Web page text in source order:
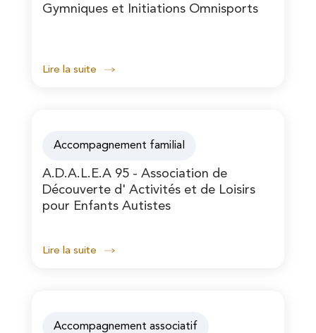
Gymniques et Initiations Omnisports
Lire la suite
Accompagnement familial
A.D.A.L.E.A 95 - Association de
Découverte d' Activités et de Loisirs
pour Enfants Autistes
Lire la suite
Accompagnement associatif